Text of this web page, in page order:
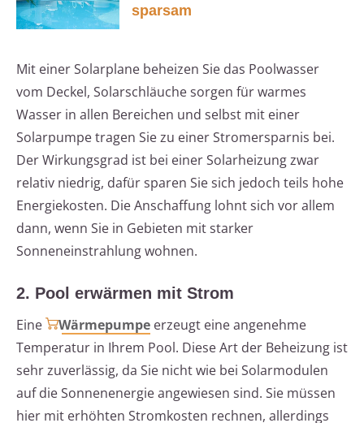
sparsam
Mit einer Solarplane beheizen Sie das Poolwasser
vom Deckel, Solarschläuche sorgen für warmes
Wasser in allen Bereichen und selbst mit einer
Solarpumpe tragen Sie zu einer Stromersparnis bei.
Der Wirkungsgrad ist bei einer Solarheizung zwar
relativ niedrig, dafür sparen Sie sich jedoch teils hohe
Energiekosten. Die Anschaffung lohnt sich vor allem
dann, wenn Sie in Gebieten mit starker
Sonneneinstrahlung wohnen.
2. Pool erwärmen mit Strom
Eine
Wärmepumpe erzeugt eine angenehme
Temperatur in Ihrem Pool. Diese Art der Beheizung ist
sehr zuverlässig, da Sie nicht wie bei Solarmodulen
auf die Sonnenenergie angewiesen sind. Sie müssen
hier mit erhöhten Stromkosten rechnen, allerdings